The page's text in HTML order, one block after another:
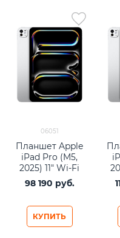
06051
Планшет Apple
iPad Pro (M5,
2025) 11" Wi-Fi
256Gb Silver
98 190 руб.
КУПИТЬ